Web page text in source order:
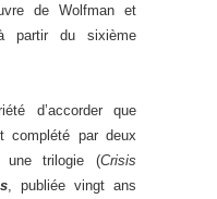
de Wolfman et
partir du sixième
d’accorder que
par deux
une trilogie (Crisis
, publiée vingt ans